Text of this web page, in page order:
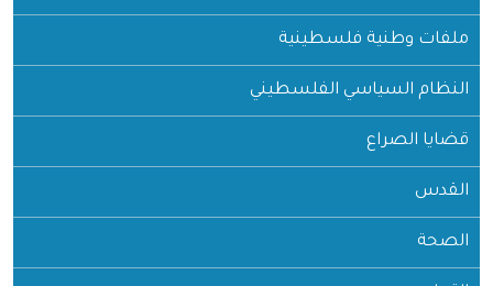
ملفات وطنية فلسطينية
النظام السياسي الفلسطيني
قضايا الصراع
القدس
الصحة